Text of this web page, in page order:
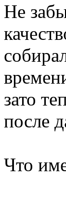
Не
зато
после
Что